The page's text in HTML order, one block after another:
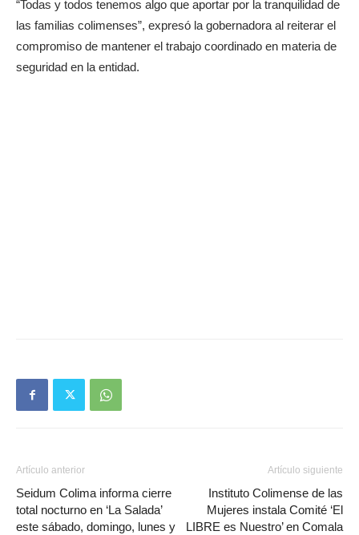
“Todas y todos tenemos algo que aportar por la tranquilidad de
las familias colimenses”, expresó la gobernadora al reiterar el
compromiso de mantener el trabajo coordinado en materia de
seguridad en la entidad.
Artículo anterior
Seidum Colima informa cierre
total nocturno en ‘La Salada’
este sábado, domingo, lunes y
Artículo siguiente
Instituto Colimense de las
Mujeres instala Comité ‘El
LIBRE es Nuestro’ en Comala